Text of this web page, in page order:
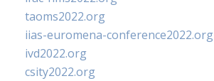
taoms2022.org
iias-euromena-conference2022.org
ivd2022.org
csity2022.org